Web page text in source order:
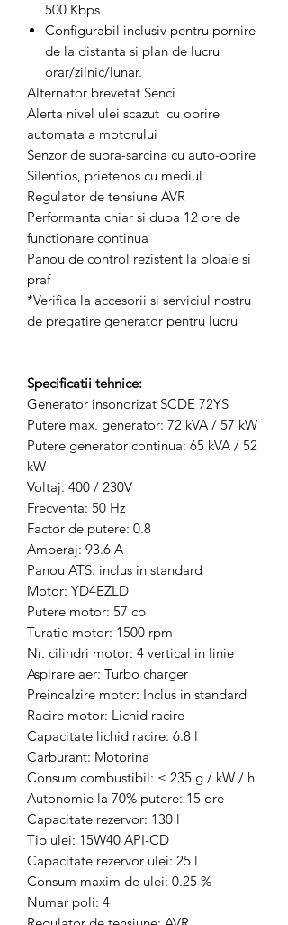
500 Kbps
Configurabil inclusiv pentru pornire
de la distanta si plan de lucru
orar/zilnic/lunar.
Alternator brevetat Senci
Alerta nivel ulei scazut cu oprire
automata a motorului
Senzor de supra-sarcina cu auto-oprire
Silentios, prietenos cu mediul
Regulator de tensiune AVR
Performanta chiar si dupa 12 ore de
functionare continua
Panou de control rezistent la ploaie si
praf
*Verifica la accesorii si serviciul nostru
de pregatire generator pentru lucru
Specificatii tehnice:
Generator insonorizat SCDE 72YS
Putere max. generator: 72 kVA / 57 kW
Putere generator continua: 65 kVA / 52
kW
Voltaj: 400 / 230V
Frecventa: 50 Hz
Factor de putere: 0.8
Amperaj: 93.6 A
Panou ATS: inclus in standard
Motor: YD4EZLD
Putere motor: 57 cp
Turatie motor: 1500 rpm
Nr. cilindri motor: 4 vertical in linie
Aspirare aer: Turbo charger
Preincalzire motor: Inclus in standard
Racire motor: Lichid racire
Capacitate lichid racire: 6.8 l
Carburant: Motorina
Consum combustibil: ≤ 235 g / kW / h
Autonomie la 70% putere: 15 ore
Capacitate rezervor: 130 l
Tip ulei: 15W40 API-CD
Capacitate rezervor ulei: 25 l
Consum maxim de ulei: 0.25 %
Numar poli: 4